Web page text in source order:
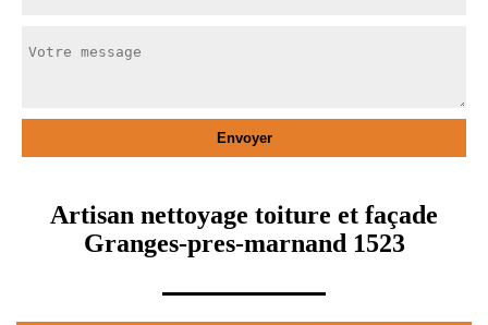
Artisan nettoyage toiture et façade
Granges-pres-marnand 1523